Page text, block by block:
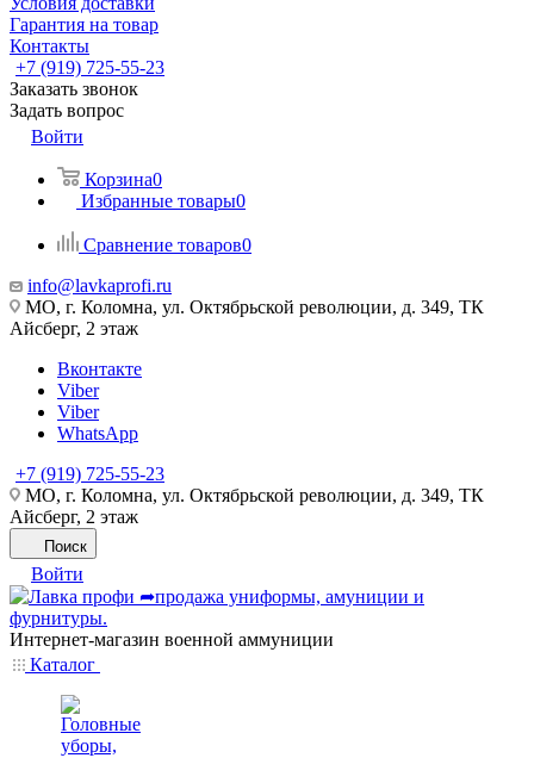
Гарантия на товар
Контакты
+7 (919) 725-55-23
Заказать звонок
Задать вопрос
Войти
Корзина0
Избранные товары0
Сравнение товаров0
info@lavkaprofi.ru
МО, г. Коломна, ул. Октябрьской революции, д. 349, ТК
Айсберг, 2 этаж
Вконтакте
Viber
Viber
WhatsApp
+7 (919) 725-55-23
МО, г. Коломна, ул. Октябрьской революции, д. 349, ТК
Айсберг, 2 этаж
Поиск
Войти
Интернет-магазин военной аммуниции
Каталог